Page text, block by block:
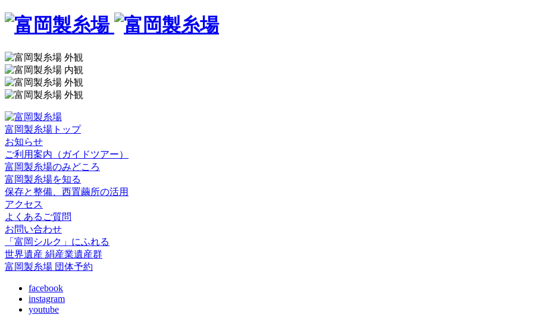
富岡製糸場トップ
お知らせ
ご利用案内（ガイドツアー）
富岡製糸場のみどころ
富岡製糸場を知る
保存と整備、西置繭所の活用
アクセス
よくあるご質問
お問い合わせ
「富岡シルク」にふれる
世界遺産 絹産業遺産群
富岡製糸場 団体予約
facebook
instagram
youtube